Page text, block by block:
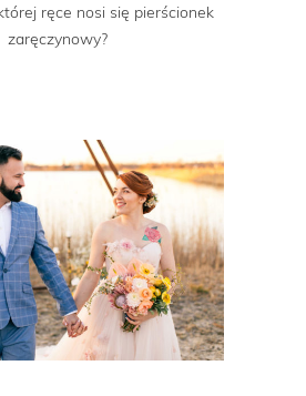
ręce nosi się pierścionek
zaręczynowy?